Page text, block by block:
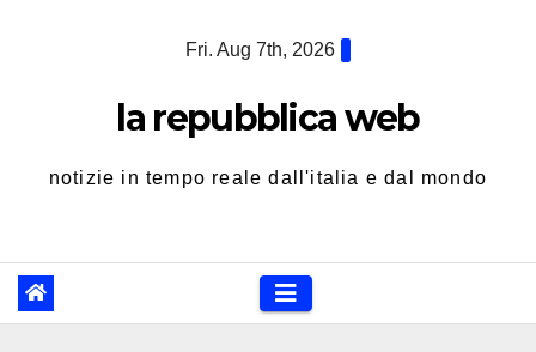
Fri. Aug 7th, 2026
la repubblica web
notizie in tempo reale dall'italia e dal mondo